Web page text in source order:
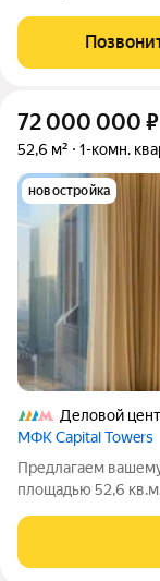
комнаты
Москву-реку.
72 000 000 ₽
52,6 м² 1-комн.
новостройка
Деловой
МФК Capital Towers
Предлагаем
площадью 52,6
Красивая виды на
премиум отделка и